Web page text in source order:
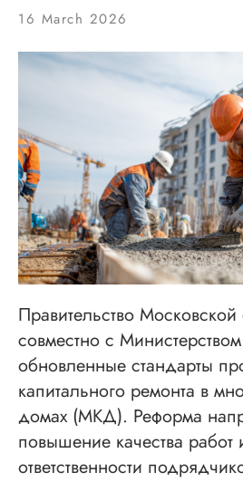
16 March 2026
Правительство Московской
совместно с
обновленные стандарты
капитального ремонта в
домах (МКД). Реформа
повышение качества работ
ответственности